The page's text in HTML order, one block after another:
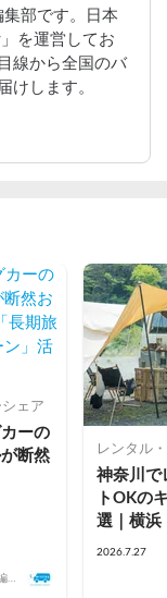
集部です。日本
を運営してお
線から全国のバ
けします。
ェア
ーの
断然
旅応
」活
集
レンタル
神奈川で
トOKの
選｜横浜
2026.7.27